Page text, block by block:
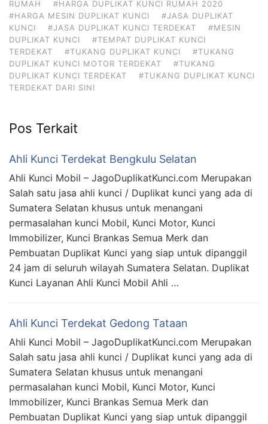
RUMAH
#HARGA DUPLIKAT KUNCI RUMAH 2020
#HARGA MESIN DUPLIKAT KUNCI
#JASA DUPLIKAT
KUNCI
#JASA DUPLIKAT KUNCI TERDEKAT
#MESIN
DUPLIKAT KUNCI
#TEMPAT DUPLIKAT KUNCI
TERDEKAT
#TUKANG DUPLIKAT KUNCI
#TUKANG
DUPLIKAT KUNCI MOTOR TERDEKAT
#TUKANG
DUPLIKAT KUNCI TERDEKAT
#TUKANG DUPLIKAT KUNCI
TERDEKAT DARI SINI
Pos Terkait
Ahli Kunci Terdekat Bengkulu Selatan
Ahli Kunci Mobil – JagoDuplikatKunci.com Merupakan
Salah satu jasa ahli kunci / Duplikat kunci yang ada di
Sumatera Selatan khusus untuk menangani
permasalahan kunci Mobil, Kunci Motor, Kunci
Immobilizer, Kunci Brankas Semua Merk dan
Pembuatan Duplikat Kunci yang siap untuk dipanggil
24 jam di seluruh wilayah Sumatera Selatan. Duplikat
Kunci Layanan Ahli Kunci Mobil Ahli …
Ahli Kunci Terdekat Gedong Tataan
Ahli Kunci Mobil – JagoDuplikatKunci.com Merupakan
Salah satu jasa ahli kunci / Duplikat kunci yang ada di
Sumatera Selatan khusus untuk menangani
permasalahan kunci Mobil, Kunci Motor, Kunci
Immobilizer, Kunci Brankas Semua Merk dan
Pembuatan Duplikat Kunci yang siap untuk dipanggil